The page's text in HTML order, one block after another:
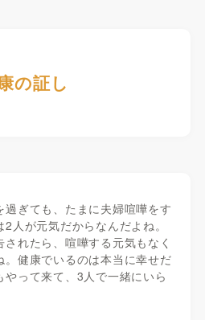
の証し
ぎても、たまに夫婦喧嘩をす
人が元気だからなんだよね。
れたら、喧嘩する元気もなく
。健康でいるのは本当に幸せだ
やって来て、3人で一緒にいら